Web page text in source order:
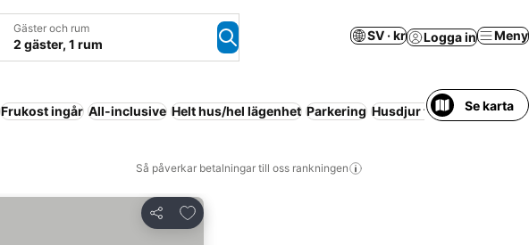
Gäster och rum
2 gäster, 1 rum
SV · kr Logga in Meny
Frukost ingår All-inclusive Helt hus/hel lägenhet Parkering Husdjur tillåtnaSe karta
Så påverkar betalningar till oss rankningen
Dela
Lägg till i Mina Favoriter